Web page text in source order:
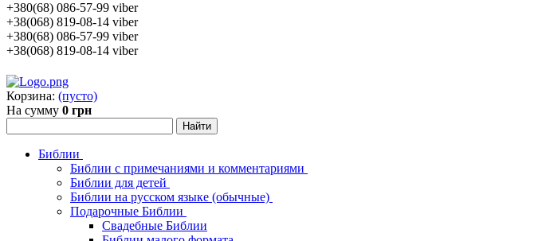
+380(68) 086-57-99 viber
+38(068) 819-08-14 viber
+380(68) 086-57-99 viber
+38(068) 819-08-14 viber
Корзина: (пусто)
На сумму 0 грн
Библии
Библии с примечаниями и комментариями
Библии для детей
Библии на русском языке (обычные)
Подарочные Библии
Свадебные Библии